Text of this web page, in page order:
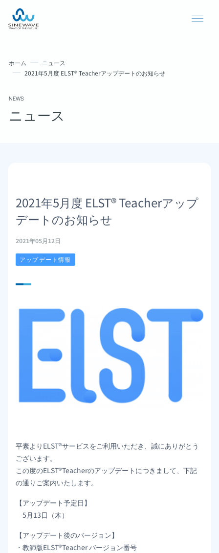
個人情報保護方針
ホーム
ニュース
2021年5月度 ELST® Teacherアップデートのお知らせ
NEWS
ニュース
2021年5月度 ELST® Teacherアップ
デートのお知らせ
2021年05月12日
アップデート情報
平素よりELST®サービスをご利用いただき、誠にありがとう
ございます。
この度のELST®Teacherのアップデートにつきまして、下記
の通りご案内いたします。
【アップデート予定日】
5月13日（木）
【アップデート後のバージョン】
・教師版ELST®Teacher バージョン番号